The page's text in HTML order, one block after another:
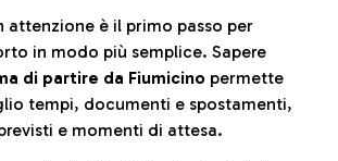
attenzione è il primo passo per
in modo più semplice. Sapere
di partire da Fiumicino permette
tempi, documenti e spostamenti,
e momenti di attesa.